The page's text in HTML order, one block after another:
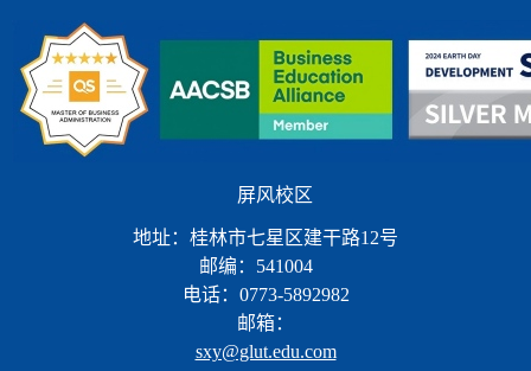
屏风校区
地址：桂林市七星区建干路12号
邮编：541004
电话：0773-5892982
邮箱：
sxy@glut.edu.com